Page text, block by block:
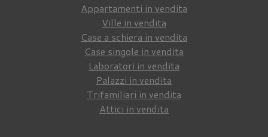
Appartamenti in vendita
Ville in vendita
Case a schiera in vendita
Case singole in vendita
Laboratori in vendita
Palazzi in vendita
Trifamiliari in vendita
Attici in vendita